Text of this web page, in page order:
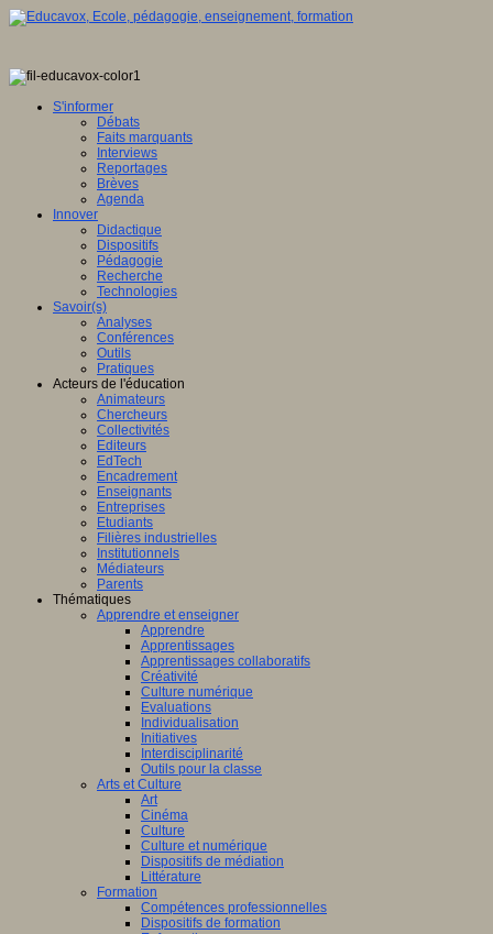
S'informer
Débats
Faits marquants
Interviews
Reportages
Brèves
Agenda
Innover
Didactique
Dispositifs
Pédagogie
Recherche
Technologies
Savoir(s)
Analyses
Conférences
Outils
Pratiques
Acteurs de l'éducation
Animateurs
Chercheurs
Collectivités
Editeurs
EdTech
Encadrement
Enseignants
Entreprises
Etudiants
Filières industrielles
Institutionnels
Médiateurs
Parents
Thématiques
Apprendre et enseigner
Apprendre
Apprentissages
Apprentissages collaboratifs
Créativité
Culture numérique
Evaluations
Individualisation
Initiatives
Interdisciplinarité
Outils pour la classe
Arts et Culture
Art
Cinéma
Culture
Culture et numérique
Dispositifs de médiation
Littérature
Formation
Compétences professionnelles
Dispositifs de formation